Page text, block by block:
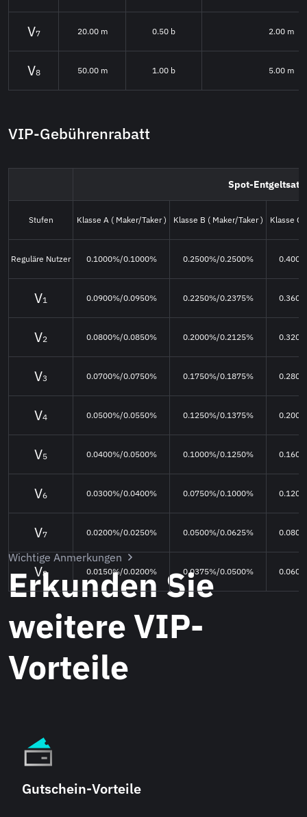
7 20.00 m 0.50 b 2.00 m
8 50.00 m 1.00 b 5.00 m
VIP-Gebührenrabatt
Spot-Entgeltsatz
Stufen Klasse A ( Maker/Taker ) Klasse B ( Maker/Taker ) Klasse C
Reguläre Nutzer 0.1000%/0.1000% 0.2500%/0.2500%
1 0.0900%/0.0950% 0.2250%/0.2375%
2 0.0800%/0.0850% 0.2000%/0.2125%
3 0.0700%/0.0750% 0.1750%/0.1875%
4 0.0500%/0.0550% 0.1250%/0.1375%
5 0.0400%/0.0500% 0.1000%/0.1250%
6 0.0300%/0.0400% 0.0750%/0.1000%
7 0.0200%/0.0250% 0.0500%/0.0625%
8 0.0150%/0.0200% 0.0375%/0.0500%
Wichtige Anmerkungen
Erkunden Sie
weitere VIP-
Vorteile
Gutschein-Vorteile